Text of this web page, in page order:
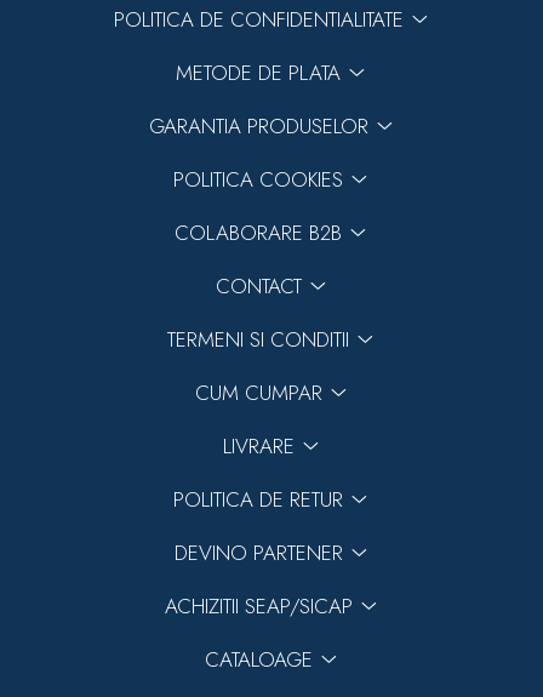
POLITICA DE CONFIDENTIALITATE
METODE DE PLATA
GARANTIA PRODUSELOR
POLITICA COOKIES
COLABORARE B2B
CONTACT
TERMENI SI CONDITII
CUM CUMPAR
LIVRARE
POLITICA DE RETUR
DEVINO PARTENER
ACHIZITII SEAP/SICAP
CATALOAGE